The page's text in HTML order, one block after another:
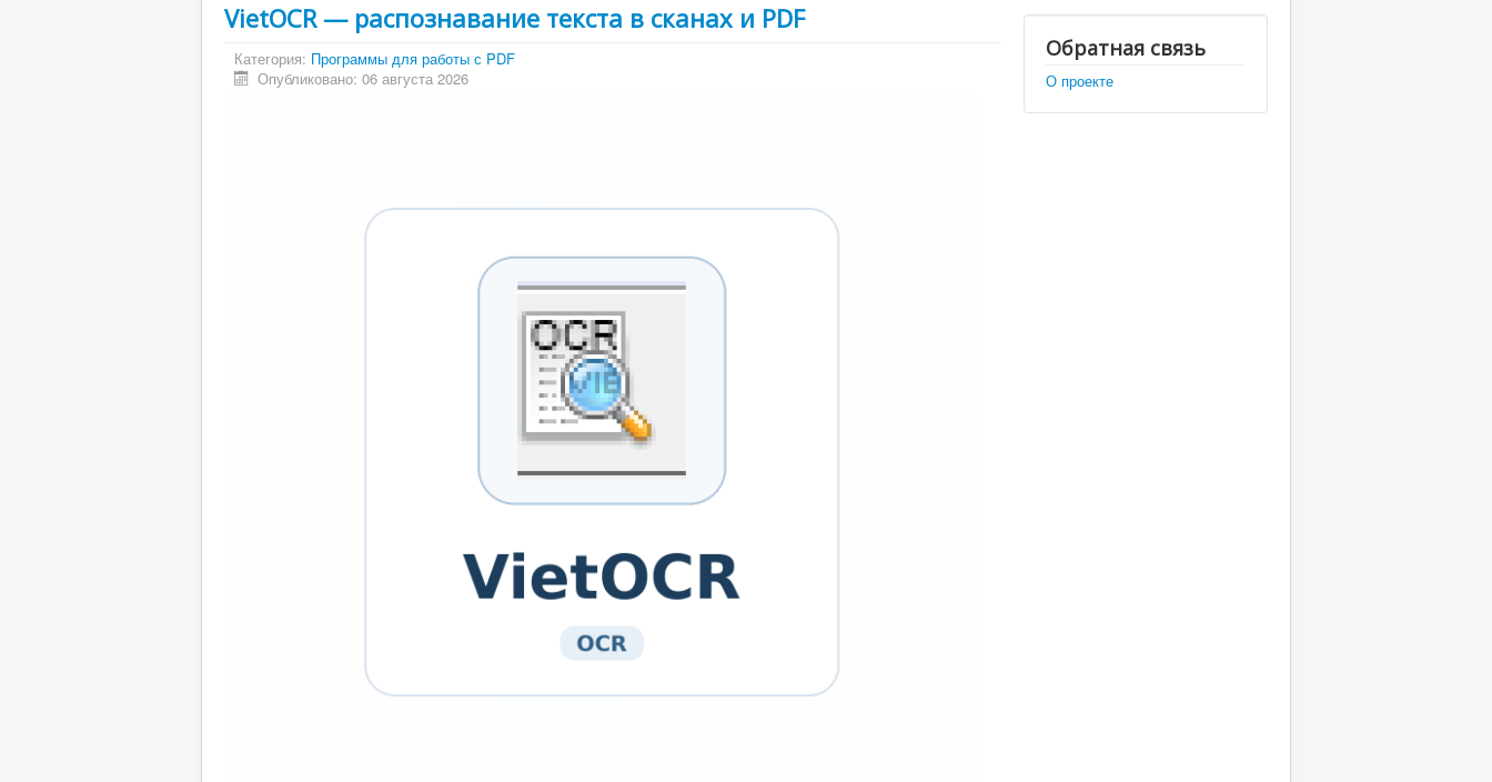
VietOCR — распознавание текста в сканах и PDF
Категория: Программы для работы с PDF
Опубликовано: 06 августа 2026
Обратная связь
О проекте